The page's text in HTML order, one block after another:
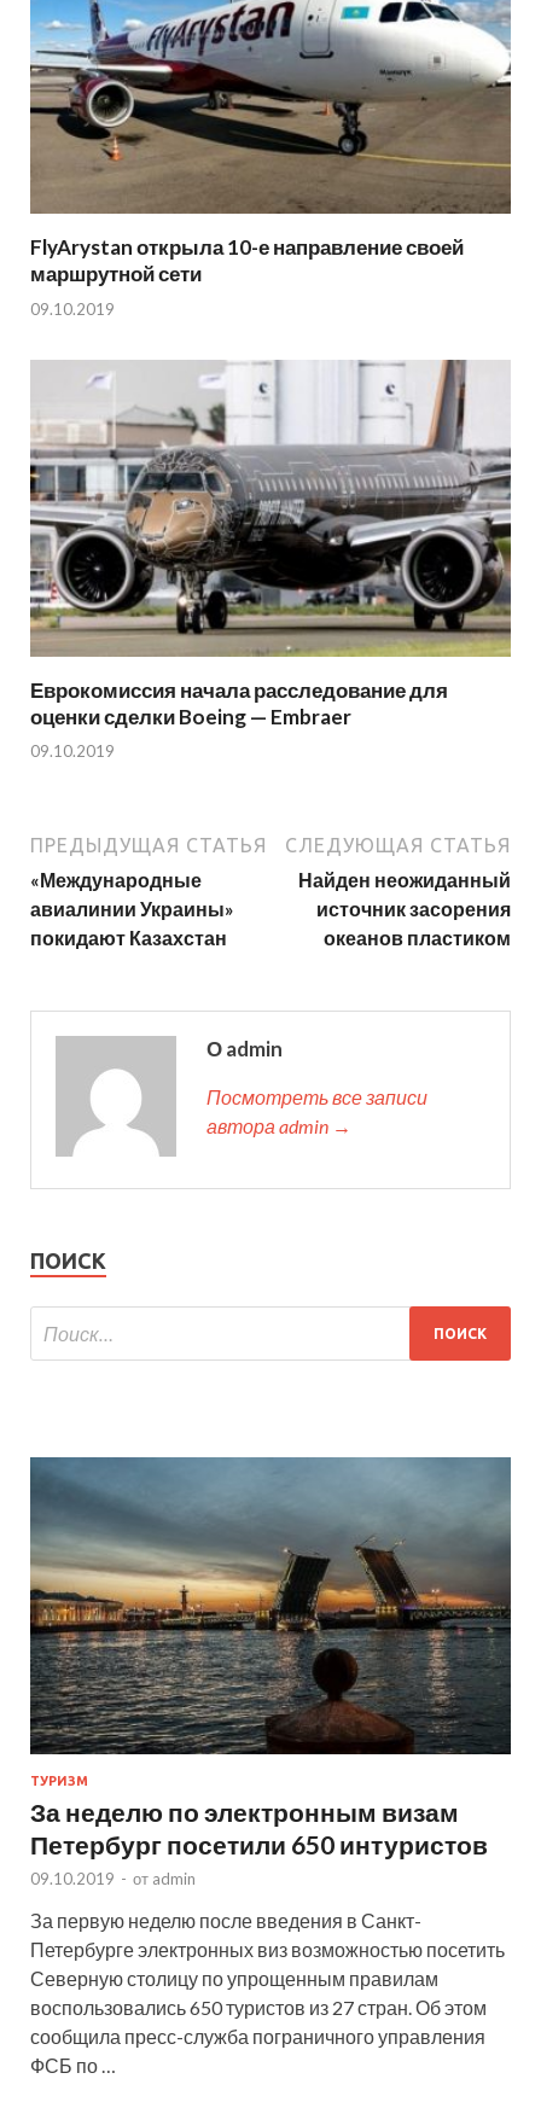
FlyArystan открыла 10-е направление своей
маршрутной сети
09.10.2019
Еврокомиссия начала расследование для
оценки сделки Boeing — Embraer
09.10.2019
ПРЕДЫДУЩАЯ СТАТЬЯ
«Международные
авиалинии Украины»
покидают Казахстан
СЛЕДУЮЩАЯ СТАТЬЯ
Найден неожиданный
источник засорения
океанов пластиком
О admin
Посмотреть все записи
автора admin →
ПОИСК
ТУРИЗМ
За неделю по электронным визам
Петербург посетили 650 интуристов
09.10.2019 - от admin
За первую неделю после введения в Санкт-
Петербурге электронных виз возможностью посетить
Северную столицу по упрощенным правилам
воспользовались 650 туристов из 27 стран. Об этом
сообщила пресс-служба пограничного управления
ФСБ по …